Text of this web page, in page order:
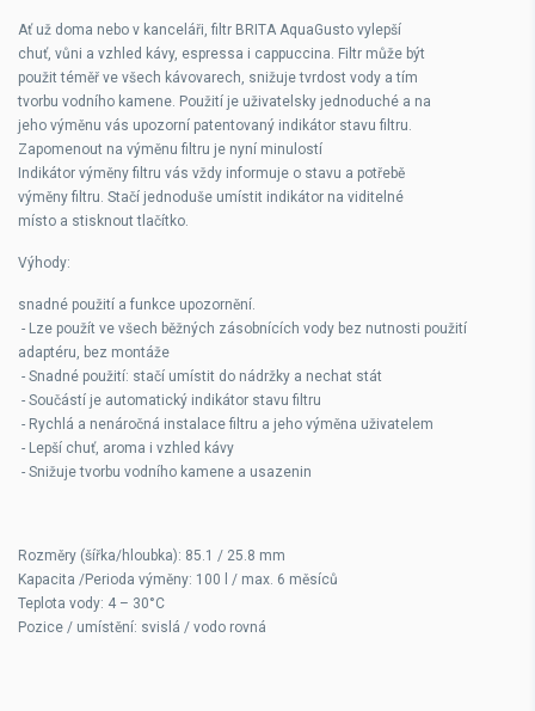
Ať už doma nebo v kanceláři, filtr BRITA AquaGusto vylepší
chuť, vůni a vzhled kávy, espressa i cappuccina. Filtr může být
použit téměř ve všech kávovarech, snižuje tvrdost vody a tím
tvorbu vodního kamene. Použití je uživatelsky jednoduché a na
jeho výměnu vás upozorní patentovaný indikátor stavu filtru.
Zapomenout na výměnu filtru je nyní minulostí
Indikátor výměny filtru vás vždy informuje o stavu a potřebě
výměny filtru. Stačí jednoduše umístit indikátor na viditelné
místo a stisknout tlačítko.
Výhody:
snadné použití a funkce upozornění.
- Lze použít ve všech běžných zásobnících vody bez nutnosti použití
adaptéru, bez montáže
- Snadné použití: stačí umístit do nádržky a nechat stát
- Součástí je automatický indikátor stavu filtru
- Rychlá a nenáročná instalace filtru a jeho výměna uživatelem
- Lepší chuť, aroma i vzhled kávy
- Snižuje tvorbu vodního kamene a usazenin
Rozměry (šířka/hloubka): 85.1 / 25.8 mm
Kapacita /Perioda výměny: 100 l / max. 6 měsíců
Teplota vody: 4 – 30°C
Pozice / umístění: svislá / vodo rovná